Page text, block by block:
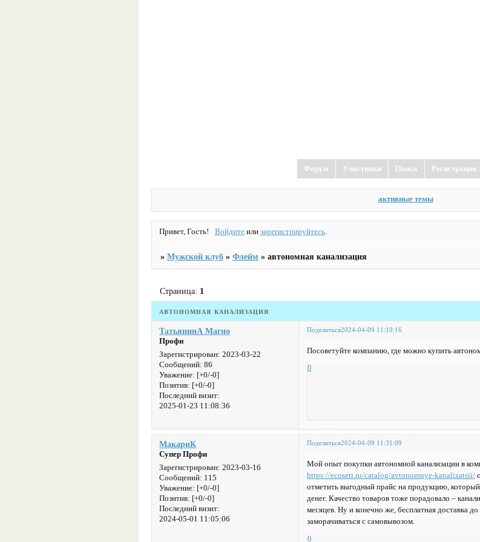
Форум Участники Поиск Регистрация
активные темы
Привет, Гость! Войдитеили зарегистрируйтесь.
» Мужской клуб » Флейм » автономная канализация
автономная канализация
Страница: 1
Поделиться2024-04-09 11:19:16
ТатьянинА Магно
Профи
Зарегистрирован: 2023-03-22
Сообщений: 86
Уважение: [+0/-0]
Позитив: [+0/-0]
Последний визит:
2025-01-23 11:08:36
Посоветуйте компанию, где можно купить
0
Поделиться2024-04-09 11:31:09
МакариК
Супер Профи
Зарегистрирован: 2023-03-16
Сообщений: 115
Уважение: [+0/-0]
Позитив: [+0/-0]
Последний визит:
2024-05-01 11:05:06
Мой опыт покупки автономной канализации в
https://ecoseti.ru/catalog/avtonomnye-kanalizatsii/
отметить выгодный прайс на продукцию,
денег. Качество товаров тоже порадовало –
месяцев. Ну и конечно же, бесплатная доставка
заморачиваться с самовывозом.
0